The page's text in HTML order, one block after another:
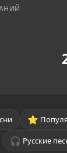
⭐
🎧 Русские